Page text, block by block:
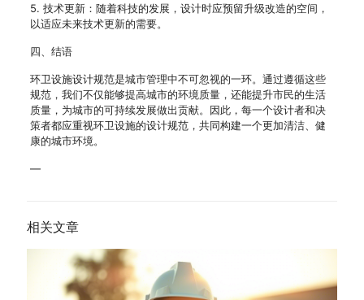
5. 技术更新：随着科技的发展，设计时应预留升级改造的空间，
以适应未来技术更新的需要。
四、结语
环卫设施设计规范是城市管理中不可忽视的一环。通过遵循这些
规范，我们不仅能够提高城市的环境质量，还能提升市民的生活
质量，为城市的可持续发展做出贡献。因此，每一个设计者和决
策者都应重视环卫设施的设计规范，共同构建一个更加清洁、健
康的城市环境。
—
相关文章